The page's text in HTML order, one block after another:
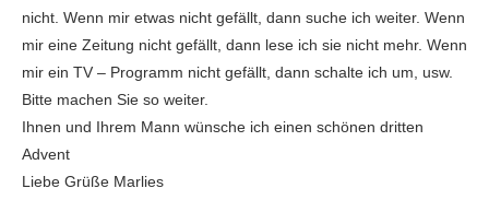
nicht. Wenn mir etwas nicht gefällt, dann suche ich weiter. Wenn
mir eine Zeitung nicht gefällt, dann lese ich sie nicht mehr. Wenn
mir ein TV – Programm nicht gefällt, dann schalte ich um, usw.
Bitte machen Sie so weiter.
Ihnen und Ihrem Mann wünsche ich einen schönen dritten
Advent
Liebe Grüße Marlies